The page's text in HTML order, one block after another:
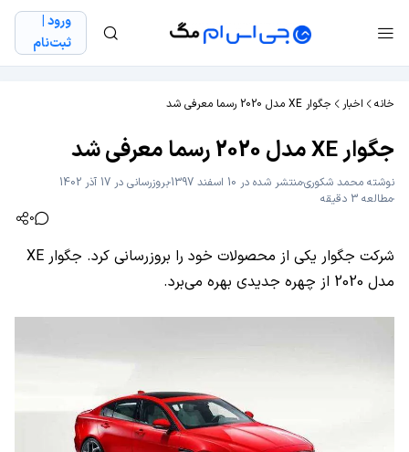
ورود |
ثبت‌نام
خانه اخبار جگوار XE مدل 2020 رسما معرفی شد
جگوار XE مدل 2020 رسما معرفی شد
نوشته محمد شکوریمنتشر شده در 10 اسفند 1397
بروزرسانی در 17 آذر 1402
مطالعه 3 دقیقه
0
شرکت جگوار یکی از محصولات خود را بروزرسانی کرد. جگوار XE
مدل 2020 از چهره جدیدی بهره می‌برد.